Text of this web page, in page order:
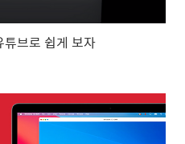
브로 쉽게 보자